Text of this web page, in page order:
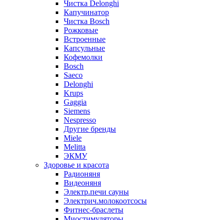
Чистка Delonghi
Капучинатор
Чистка Bosch
Рожковые
Встроенные
Капсульные
Кофемолки
Bosch
Saeco
Delonghi
Krups
Gaggia
Siemens
Nespresso
Другие бренды
Miele
Melitta
ЭКМУ
Здоровье и красота
Радионяня
Видеоняня
Электр.печи сауны
Электрич.молокоотсосы
Фитнес-браслеты